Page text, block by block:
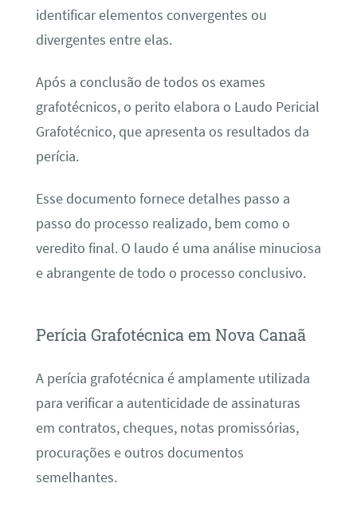
identificar elementos convergentes ou
divergentes entre elas.
Após a conclusão de todos os exames
grafotécnicos, o perito elabora o Laudo Pericial
Grafotécnico, que apresenta os resultados da
perícia.
Esse documento fornece detalhes passo a
passo do processo realizado, bem como o
veredito final. O laudo é uma análise minuciosa
e abrangente de todo o processo conclusivo.
Perícia Grafotécnica em Nova Canaã
A perícia grafotécnica é amplamente utilizada
para verificar a autenticidade de assinaturas
em contratos, cheques, notas promissórias,
procurações e outros documentos
semelhantes.